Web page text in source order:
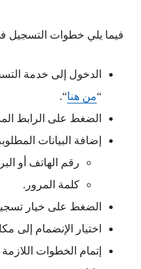
فيما يلي خطوات التسجيل
الدخول إلى خدمة
“من هنا“.
الضغط على الرابط
إضافة البيانات
رقم الهاتف أو
كلمة المرور.
الضغط على خيار
اختيار الإنضمام إلى
إتمام الخطوات